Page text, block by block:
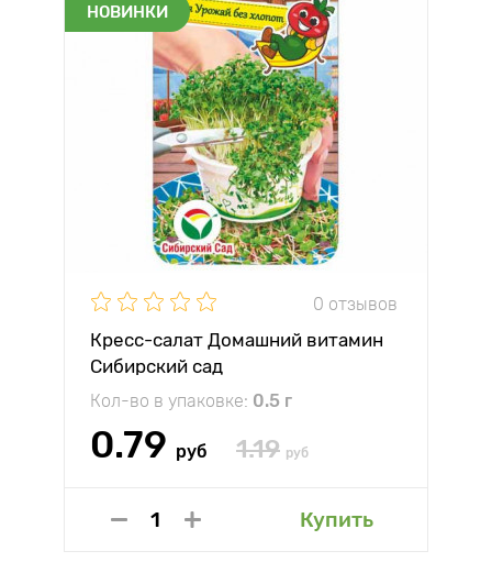
НОВИНКИ
0 отзывов
Кресс-салат Домашний витамин
Сибирский сад
Кол-во в упаковке: 0.5 г
0.79 руб 1.19 руб
Купить